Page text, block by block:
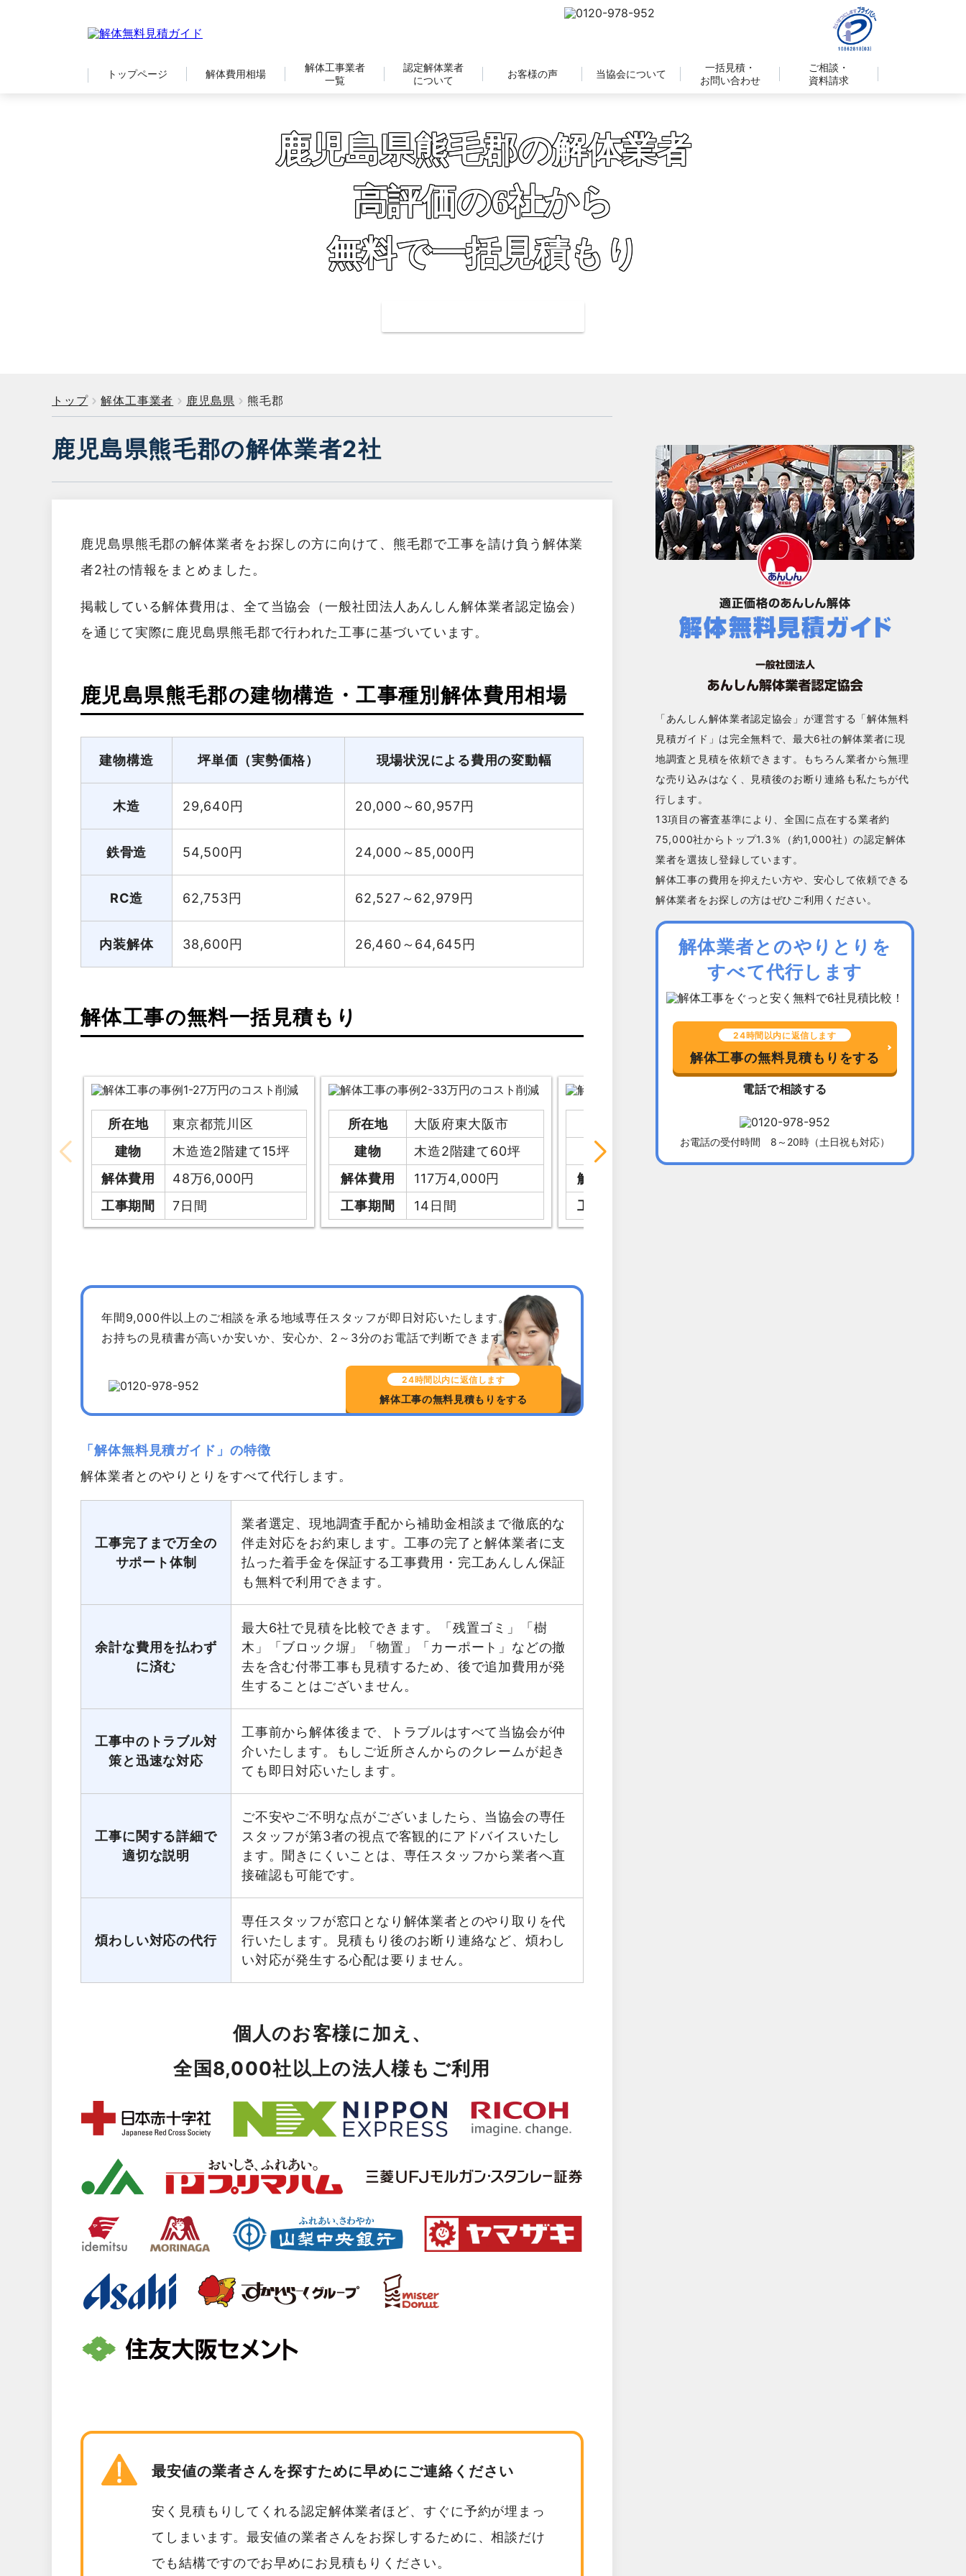
トップページ 解体費用相場
解体工事業者
一覧
認定解体業者
について
お客様の声 当協会について
一括見積・
お問い合わせ
ご相談・
資料請求
鹿児島県熊毛郡の解体業者
高評価の6社から
無料で一括見積もり
トップ 解体工事業者 鹿児島県 熊毛郡
鹿児島県熊毛郡の解体業者2社
鹿児島県熊毛郡の解体業者をお探しの方に向けて、熊毛郡で工事を請け負う解体業
者2社の情報をまとめました。
掲載している解体費用は、全て当協会（一般社団法人あんしん解体業者認定協会）
を通じて実際に鹿児島県熊毛郡で行われた工事に基づいています。
鹿児島県熊毛郡の建物構造・工事種別解体費用相場
建物構造 坪単価（実勢価格） 現場状況による費用の変動幅
木造 29,640円 20,000～60,957円
鉄骨造 54,500円 24,000～85,000円
RC造 62,753円 62,527～62,979円
内装解体 38,600円 26,460～64,645円
解体工事の無料一括見積もり
所在地
東京都荒川区
建物
木造造2階建て15坪
解体費用
48万6,000円
工事期間
7日間
所在地
大阪府東大阪市
建物
木造2階建て60坪
解体費用
117万4,000円
工事期間
14日間
千葉県習志野市
建物
木造平屋建て52坪
解体費用
工事期間
所在地
建物
木造2階建
年間9,000件以上のご相談を承る地域専任スタッフが即日対応いたします。
お持ちの見積書が高いか安いか、安心か、2～3分のお電話で判断できます。
24時間以内に返信します
解体工事の無料見積もりをする
「解体無料見積ガイド」の特徴
解体業者とのやりとりをすべて代行します。
工事完了まで万全の
サポート体制
業者選定、現地調査手配から補助金相談まで徹底的な
伴走対応をお約束します。工事の完了と解体業者に支
払った着手金を保証する工事費用・完工あんしん保証
も無料で利用できます。
余計な費用を払わず
に済む
最大6社で見積を比較できます。「残置ゴミ」「樹
木」「ブロック塀」「物置」「カーポート」などの撤
去を含む付帯工事も見積するため、後で追加費用が発
生することはございません。
工事中のトラブル対
策と迅速な対応
工事前から解体後まで、トラブルはすべて当協会が仲
介いたします。もしご近所さんからのクレームが起き
ても即日対応いたします。
工事に関する詳細で
適切な説明
ご不安やご不明な点がございましたら、当協会の専任
スタッフが第3者の視点で客観的にアドバイスいたし
ます。聞きにくいことは、専任スタッフから業者へ直
接確認も可能です。
煩わしい対応の代行
専任スタッフが窓口となり解体業者とのやり取りを代
行いたします。見積もり後のお断り連絡など、煩わし
い対応が発生する心配は要りません。
個人のお客様に加え、
全国8,000社以上の法人様もご利用
最安値の業者さんを探すために早めにご連絡ください
安く見積もりしてくれる認定解体業者ほど、すぐに予約が埋まっ
てしまいます。最安値の業者さんをお探しするために、相談だけ
でも結構ですのでお早めにお見積もりください。
「あんしん解体業者認定協会」が運営する「解体無料
見積ガイド」は完全無料で、最大6社の解体業者に現
地調査と見積を依頼できます。もちろん業者から無理
な売り込みはなく、見積後のお断り連絡も私たちが代
行します。
13項目の審査基準により、全国に点在する業者約
75,000社からトップ1.3％（約1,000社）の認定解体
業者を選抜し登録しています。
解体工事の費用を抑えたい方や、安心して依頼できる
解体業者をお探しの方はぜひご利用ください。
解体業者とのやりとりを
すべて代行します
24時間以内に返信します
解体工事の無料見積もりをする
電話で相談する
お電話の受付時間 8～20時（土日祝も対応）